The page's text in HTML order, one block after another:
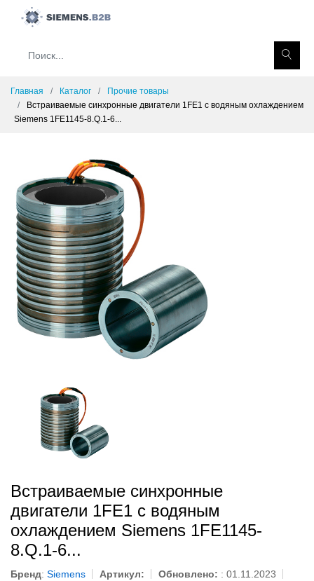
Главная Каталог
Прочие товары
Встраиваемые синхронные двигатели 1FE1 с водяным охлаждением
Siemens 1FE1145-8.Q.1-6...
Встраиваемые синхронные
двигатели 1FE1 с водяным
охлаждением Siemens 1FE1145-
8.Q.1-6...
Бренд: Siemens Артикул: Обновлено: : 01.11.2023